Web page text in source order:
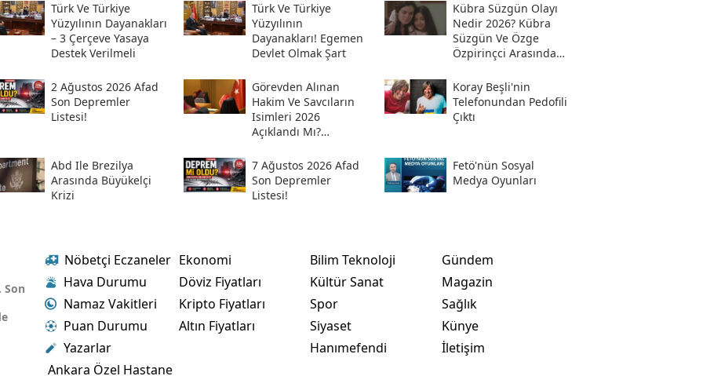
Türk Ve Türkiye
Yüzyılının Dayanakları
– 3 Çerçeve Yasaya
Destek Verilmeli
Türk Ve Türkiye
Yüzyılının
Dayanakları! Egemen
Devlet Olmak Şart
Kübra Süzgün Olayı
Nedir 2026? Kübra
Süzgün Ve Özge
Özpirinçci Arasında
2 Ağustos 2026 Afad
Son Depremler
Listesi!
Görevden Alınan
Hakim Ve Savcıların
Isimleri 2026
Açıklandı Mı?
Edilen Hakim Ve
Savcılar Isim Listesi
Koray Beşli'nin
Telefonundan Pedofili
Çıktı
Abd Ile Brezilya
Arasında Büyükelçi
Krizi
7 Ağustos 2026 Afad
Son Depremler
Listesi!
Fetö'nün Sosyal
Medya Oyunları
Son
Nöbetçi Eczaneler
Hava Durumu
Namaz Vakitleri
Puan Durumu
Yazarlar
Ankara Özel Hastane
Ekonomi
Döviz Fiyatları
Kripto Fiyatları
Altın Fiyatları
Bilim Teknoloji
Kültür Sanat
Spor
Siyaset
Hanımefendi
Gündem
Magazin
Sağlık
Künye
İletişim